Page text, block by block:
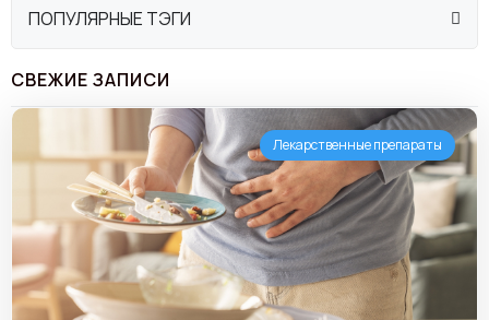
ПОПУЛЯРНЫЕ ТЭГИ
СВЕЖИЕ ЗАПИСИ
Лекарственные препараты